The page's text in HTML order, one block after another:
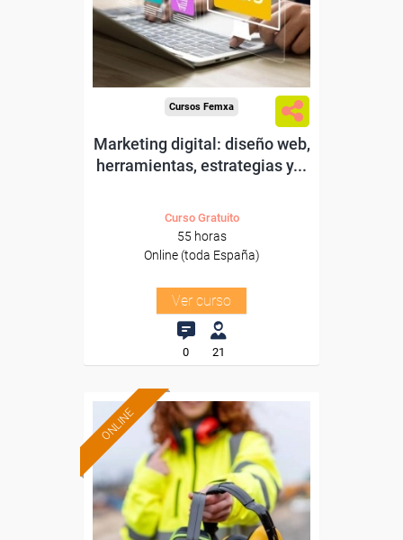
Sector
-Comercio.
Cursos Femxa
Marketing digital: diseño web,
herramientas, estrategias y...
Curso Gratuito
55 horas
Online (toda España)
Ver curso
0 21
ONLINE
Formación 100%
subvencionada.
Para desempleados,
trabajadores y autónomos.